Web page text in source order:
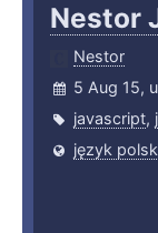
Nestor
Nestor
5 Aug 15,
javascript,
język